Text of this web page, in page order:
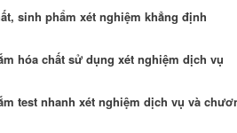
sinh phẩm xét nghiệm khẳng định
hóa chất sử dụng xét nghiệm dịch vụ
test nhanh xét nghiệm dịch vụ và